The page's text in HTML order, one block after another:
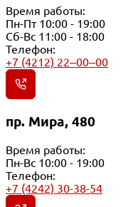
Время работы:
Пн-Пт 10:00 - 19:00
Сб-Вс 11:00 - 18:00
Телефон:
+7 (4212) 22‒00‒00
пр. Мира, 480
Время работы:
Пн-Вс 10:00 - 19:00
Телефон:
+7 (4242) 30-38-54